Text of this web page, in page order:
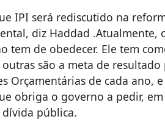
IPI será rediscutido na
diz Haddad .Atualmente,
tem de obedecer. Ele tem
são a meta de
Orçamentárias de cada ano,
obriga o governo a pedir,
pública.